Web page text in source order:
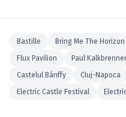
Bastille Bring Me The Horizon
Flux Pavilion
Paul Kalkbrenner
Castelul Bánffy
Cluj-Napoca
Electric Castle Festival